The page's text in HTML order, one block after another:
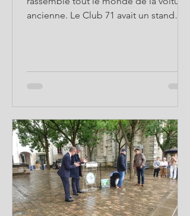
ancienne. Le Club 71 avait un stand
record avec 1800 autos ! Montage du
ensemble. Les anciennes exposées Et
pour terminer la journée, le verre de
l'amitié